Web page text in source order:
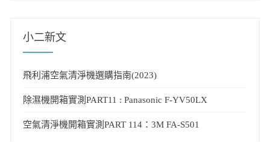
小二新文
飛利浦空氣清淨機選購指南(2023)
除濕機開箱實測PART11 : Panasonic F-YV50LX
空氣清淨機開箱實測PART 114：3M FA-S501